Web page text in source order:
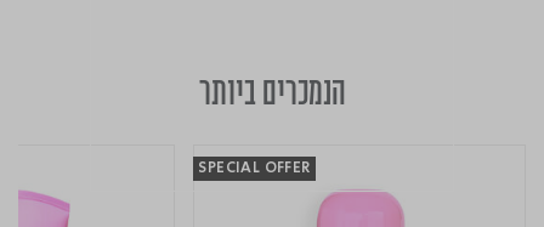
הנמכרים ביותר
SPECIAL OFFER